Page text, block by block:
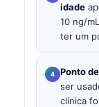
idade
10 ng/
ter um
Ponto
ser
clínica